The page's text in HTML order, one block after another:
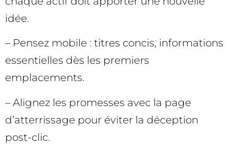
idée.
– Pensez mobile : titres concis, informations
essentielles dès les premiers
emplacements.
– Alignez les promesses avec la page
d’atterrissage pour éviter la déception
post-clic.